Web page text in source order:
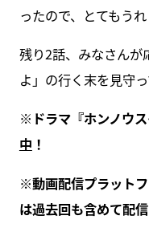
ったので、とてもう
残り2話、みなさんが
よ」の行く末を見守
※ドラマ『ホンノウス
中 ！
※動画配信プラット
は過去回も含めて配信